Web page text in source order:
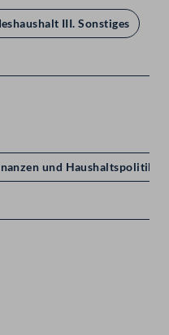
III. Sonstiges
und Haushaltspolitik